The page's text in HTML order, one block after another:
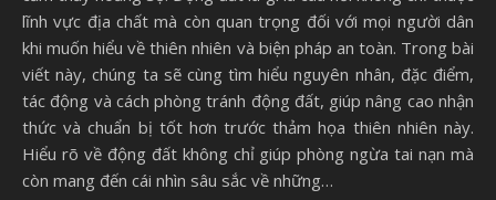
lĩnh vực địa chất mà còn quan trọng đối với mọi người dân
khi muốn hiểu về thiên nhiên và biện pháp an toàn. Trong bài
viết này, chúng ta sẽ cùng tìm hiểu nguyên nhân, đặc điểm,
tác động và cách phòng tránh động đất, giúp nâng cao nhận
thức và chuẩn bị tốt hơn trước thảm họa thiên nhiên này.
Hiểu rõ về động đất không chỉ giúp phòng ngừa tai nạn mà
còn mang đến cái nhìn sâu sắc về những…